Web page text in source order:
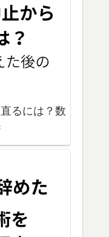
るには？数